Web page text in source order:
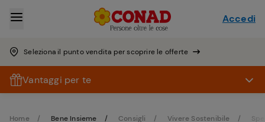
Seleziona il punto vendita per scoprire le offerte
Accedi
Vantaggi per te
Home Bene Insieme Consigli Vivere Sostenibile